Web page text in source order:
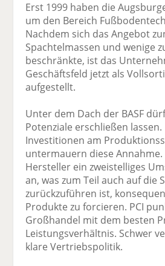
Erst 1999 haben die
um den Bereich
Nachdem sich das Angebot
Spachtelmassen und wenige
beschränkte, ist das
Geschäftsfeld jetzt als
aufgestellt.
Unter dem Dach der BASF
Potenziale erschließen
Investitionen am
untermauern diese
Hersteller ein zweistelliges
an, was zum Teil auch auf die
zurückzuführen ist,
Produkte zu forcieren. PCI
Großhandel mit dem besten
Leistungsverhältnis. Schwer
klare Vertriebspolitik.